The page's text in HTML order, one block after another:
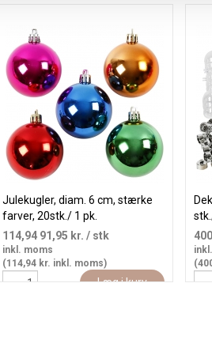
Julekugler, diam. 6 cm, stærke
farver, 20stk./ 1 pk.
114,94 91,95 kr. / stk
inkl. moms
(114,94 kr. inkl. moms)
Læg i kurv